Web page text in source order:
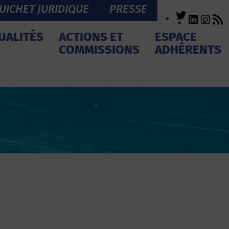
JURIDIQUE PRESSE Twitter
ACTIONS ET
COMMISSIONS
ESPACE
ADHÉRENTS